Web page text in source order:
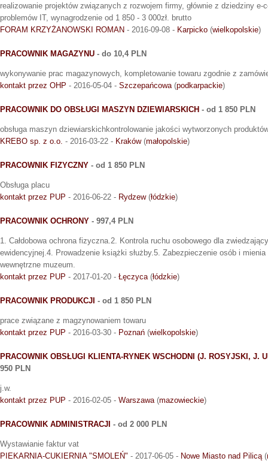
realizowanie projektów związanych z rozwojem firmy, głównie z dziedziny e-
problemów IT, wynagrodzenie od 1 850 - 3 000zł. brutto
FORAM KRZYŻANOWSKI ROMAN - 2016-09-08 - Karpicko (wielkopolskie)
PRACOWNIK MAGAZYNU - do 10,4 PLN
wykonywanie prac magazynowych, kompletowanie towaru zgodnie z
kontakt przez OHP - 2016-05-04 - Szczepańcowa (podkarpackie)
PRACOWNIK DO OBSŁUGI MASZYN DZIEWIARSKICH - od 1 850 PLN
obsługa maszyn dziewiarskichkontrolowanie jakości wytworzonych
KREBO sp. z o.o. - 2016-03-22 - Kraków(małopolskie)
PRACOWNIK FIZYCZNY - od 1 850 PLN
Obsługa placu
kontakt przez PUP - 2016-06-22 - Rydzew(łódzkie)
PRACOWNIK OCHRONY - 997,4 PLN
1. Całdobowa ochrona fizyczna.2. Kontrola ruchu osobowego dla
ewidencyjnej.4. Prowadzenie książki służby.5. Zabezpieczenie osób i
wewnętrzne muzeum.
kontakt przez PUP - 2017-01-20 - Łęczyca (łódzkie)
PRACOWNIK PRODUKCJI - od 1 850 PLN
prace związane z magzynowaniem towaru
kontakt przez PUP - 2016-03-30 - Poznań (wielkopolskie)
PRACOWNIK OBSŁUGI KLIENTA-RYNEK WSCHODNI (J. ROSYJSKI, J.
950 PLN
j.w.
kontakt przez PUP - 2016-02-05 - Warszawa (mazowieckie)
PRACOWNIK ADMINISTRACJI - od 2 000 PLN
Wystawianie faktur vat
PIEKARNIA-CUKIERNIA "SMOLEŃ" - 2017-06-05 - Nowe Miasto nad Pilicą (